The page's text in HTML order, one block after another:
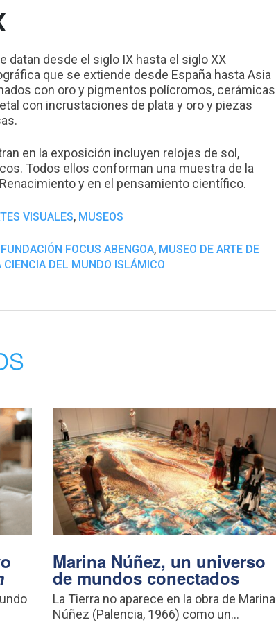
datan desde el siglo IX hasta el siglo XX
que se extiende desde España hasta Asia
con oro y pigmentos polícromos, cerámicas
con incrustaciones de plata y oro y piezas
en la exposición incluyen relojes de sol,
Todos ellos conforman una muestra de la
y en el pensamiento científico.
VISUALES, MUSEOS
FUNDACIÓN FOCUS ABENGOA, MUSEO DE ARTE DE
DEL MUNDO ISLÁMICO
Marina Núñez, un universo
de mundos conectados
La Tierra no aparece en la obra de Marina
Núñez (Palencia, 1966) como un...